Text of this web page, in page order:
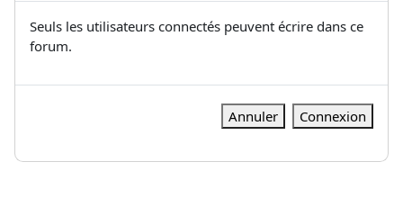
Seuls les utilisateurs connectés peuvent écrire dans ce
forum.
Annuler Connexion